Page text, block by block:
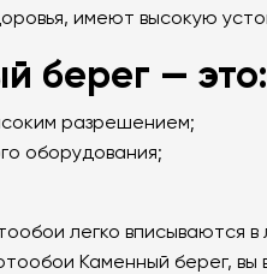
имеют высокую
берег — это:
разрешением;
оборудования;
легко вписываются
Каменный берег, вы